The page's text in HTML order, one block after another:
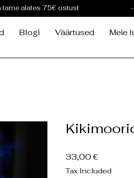
Blogi Väärtused Meie
tarne alates 75€ ostust
33,00 €Price
Tax Included